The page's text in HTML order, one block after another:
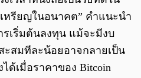
หรียญในอนาคต” คำแนะนำ
เริ่มต้นลงทุน แม้จะมีงบ
ะสมทีละน้อยอาจกลายเป็น
ด้เมื่อราคาของ Bitcoin